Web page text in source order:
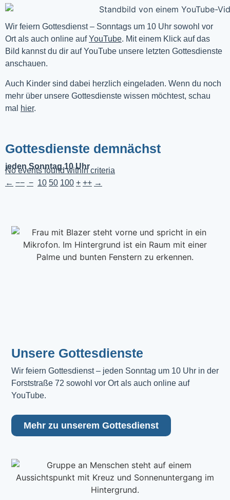
Wir feiern Gottesdienst – Sonntags um 10 Uhr sowohl vor
Ort als auch online auf YouTube. Mit einem Klick auf das
Bild kannst du dir auf YouTube unsere letzten Gottesdienste
anschauen.
Auch Kinder sind dabei herzlich eingeladen. Wenn du noch
mehr über unsere Gottesdienste wissen möchtest, schau
mal
hier.
Gottesdienste demnächst
jeden Sonntag 10 Uhr
No events found within criteria
← −− − 10 50 100 + ++ →
Unsere Gottesdienste
Wir feiern Gottesdienst – jeden Sonntag um 10 Uhr in der
Forststraße 72 sowohl vor Ort als auch online auf
YouTube.
Mehr zu unserem Gottesdienst